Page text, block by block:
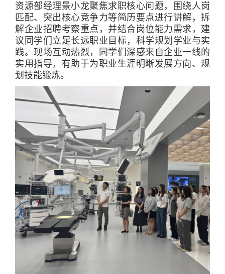
资源部经理景小龙聚焦求职核心问题，围绕人岗
匹配、突出核心竞争力等简历要点进行讲解，拆
解企业招聘考察重点，并结合岗位能力需求，建
议同学们立足长远职业目标，科学规划学业与实
践。现场互动热烈，同学们深感来自企业一线的
实用指导，有助于为职业生涯明晰发展方向、规
划技能锻炼。